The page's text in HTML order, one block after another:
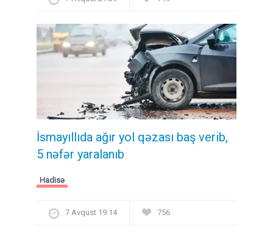
İsmayıllıda ağır yol qəzası baş verib,
5 nəfər yaralanıb
Hadisə
7 Avqust 19:14 756